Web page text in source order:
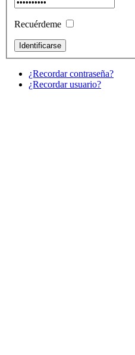
Recuérdeme
¿Recordar contraseña?
¿Recordar usuario?